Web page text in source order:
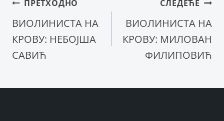
Кретање
чланка
ПРЕТХОДНО
ВИОЛИНИСТА НА
КРОВУ: НЕБОЈША
САВИЋ
СЛЕДЕЋЕ
ВИОЛИНИСТА НА
КРОВУ: МИЛОВАН
ФИЛИПОВИЋ